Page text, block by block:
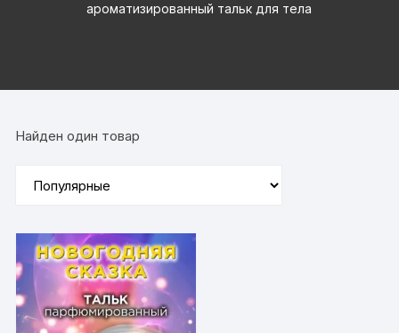
ароматизированный тальк для тела
Найден один товар